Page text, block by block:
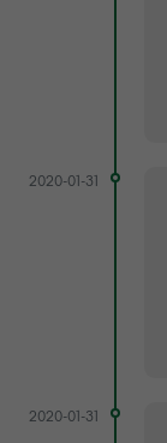
2020-01-31
2020-01-31